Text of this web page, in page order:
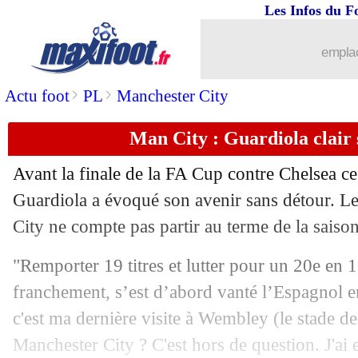
Actu foot> PL > Manchester City
Les Infos du
Man City : Guardiola clair
Avant la finale de la FA Cup contre Chelsea
Guardiola a évoqué son avenir sans détour.
City ne compte pas partir au terme de la
"Remporter 19 titres et lutter pour un 20e en
franchement, s’est d’abord vanté l’Espagnol
c'est ma dernière visite à Wembley (le stade
Manchester City ? C'est hors de question. J'ai
Eco.: titré, le Celtic écœure les Hearts
16/05 Barça
16/05 Lyon: Fonseca optimiste pour l'avenir
16/05 PSG : la 2e C1, la plus importante
16/05 OM: la Roma rêve de Greenwood !
16/05 Monaco: Pocognoli veut poursuivre
16/05 Barça: Lewandowski annonce son